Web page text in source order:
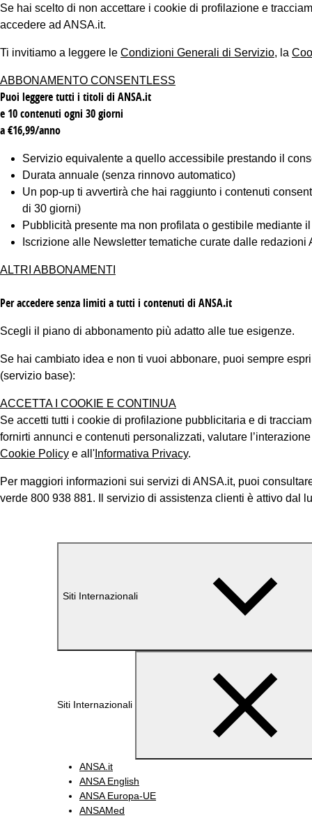
Se hai scelto di non accettare i cookie di profilazione e
accedere ad ANSA.it.
Ti invitiamo a leggere le Condizioni Generali di Servizio, la
ABBONAMENTO CONSENTLESS
Puoi leggere tutti i titoli di ANSA.it
e 10 contenuti ogni 30 giorni
a €16,99/anno
Servizio equivalente a quello accessibile prestando il
Durata annuale (senza rinnovo automatico)
Un pop-up ti avvertirà che hai raggiunto i contenuti
di 30 giorni)
Pubblicità presente ma non profilata o gestibile mediante
Iscrizione alle Newsletter tematiche curate dalle redazioni
ALTRI ABBONAMENTI
Per accedere senza limiti a tutti i contenuti di ANSA.it
Scegli il piano di abbonamento più adatto alle tue esigenze.
Se hai cambiato idea e non ti vuoi abbonare, puoi sempre
(servizio base):
ACCETTA I COOKIE E CONTINUA
Se accetti tutti i cookie di profilazione pubblicitaria e di
fornirti annunci e contenuti personalizzati, valutare
Cookie Policy e all' Informativa Privacy.
Per maggiori informazioni sui servizi di ANSA.it, puoi
verde 800 938 881. Il servizio di assistenza clienti è attivo dal
Siti Internazionali
Siti Internazionali
ANSA.it
ANSA English
ANSA Europa-UE
ANSAMed